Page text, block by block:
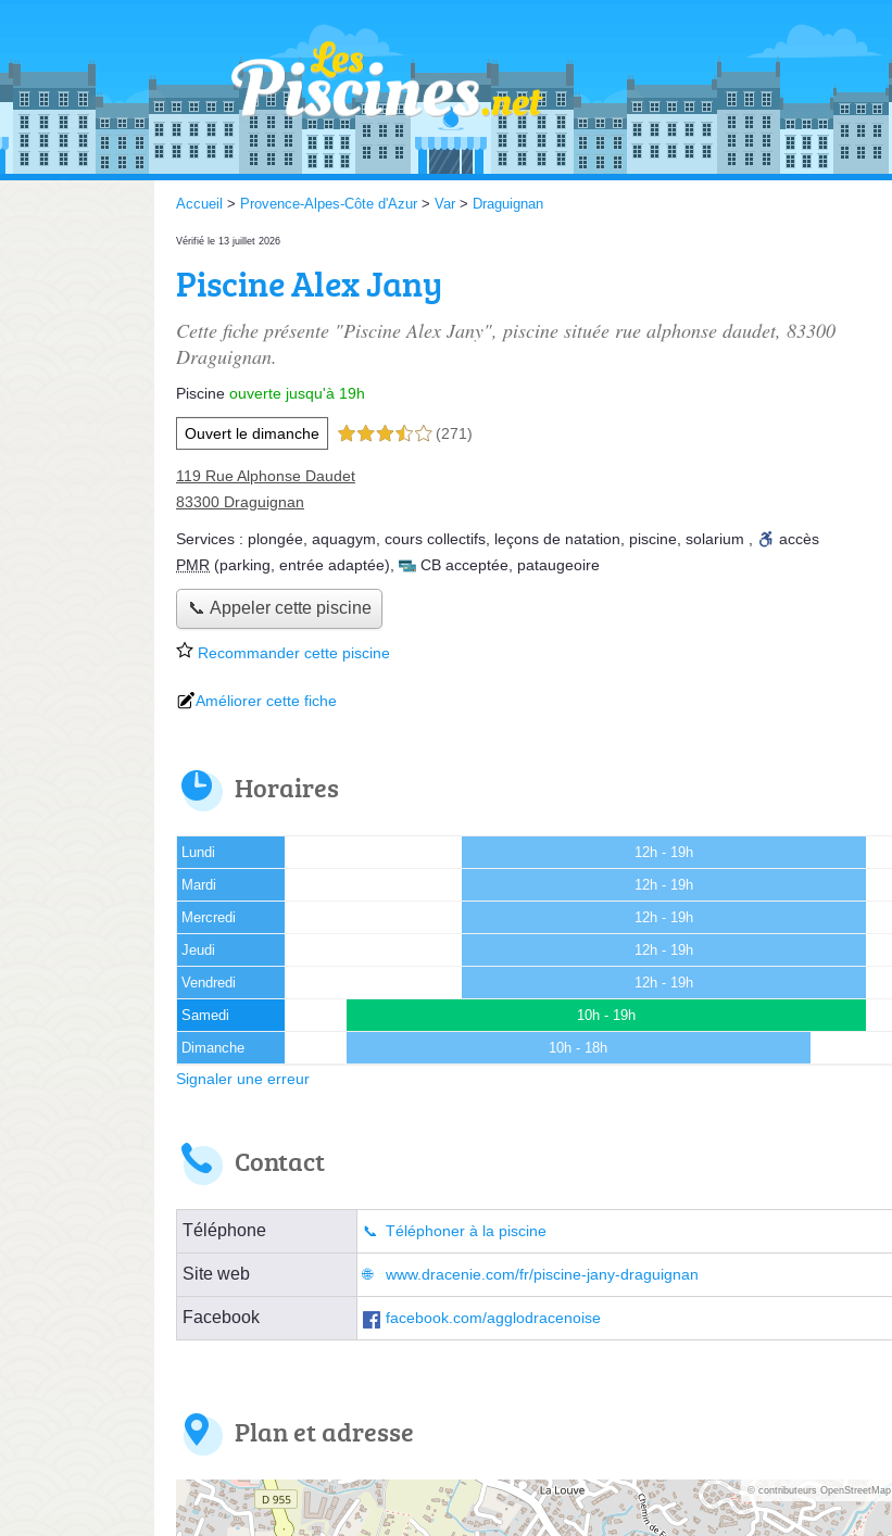
Accueil > Provence-Alpes-Côte d'Azur> Var> Draguignan
Vérifié le 13 juillet 2026
Piscine Alex Jany
Cette fiche présente "Piscine Alex Jany", piscine située rue alphonse daudet, 83300
Draguignan.
Piscine ouverte jusqu'à 19h
Ouvert le dimanche 3,5 étoiles sur 5 (271)
119 Rue Alphonse Daudet
83300 Draguignan
Services : plongée aquagym cours collectifs leçons de natation piscine solarium
accès
PMR (parking, entrée adaptée) CB acceptée pataugeoire
📞 Appeler cette piscine
Recommander cette piscine
Améliorer cette fiche
Horaires
Lundi 12h - 19h
Mardi 12h - 19h
Mercredi 12h - 19h
Jeudi 12h - 19h
Vendredi 12h - 19h
Samedi 10h - 19h
Dimanche 10h - 18h
Signaler une erreur
Contact
Téléphone Téléphoner à la piscine
Site web www.dracenie.com/fr/piscine-jany-draguignan
Facebook facebook.com/agglodracenoise
Plan et adresse
© contributeurs OpenStreetMap